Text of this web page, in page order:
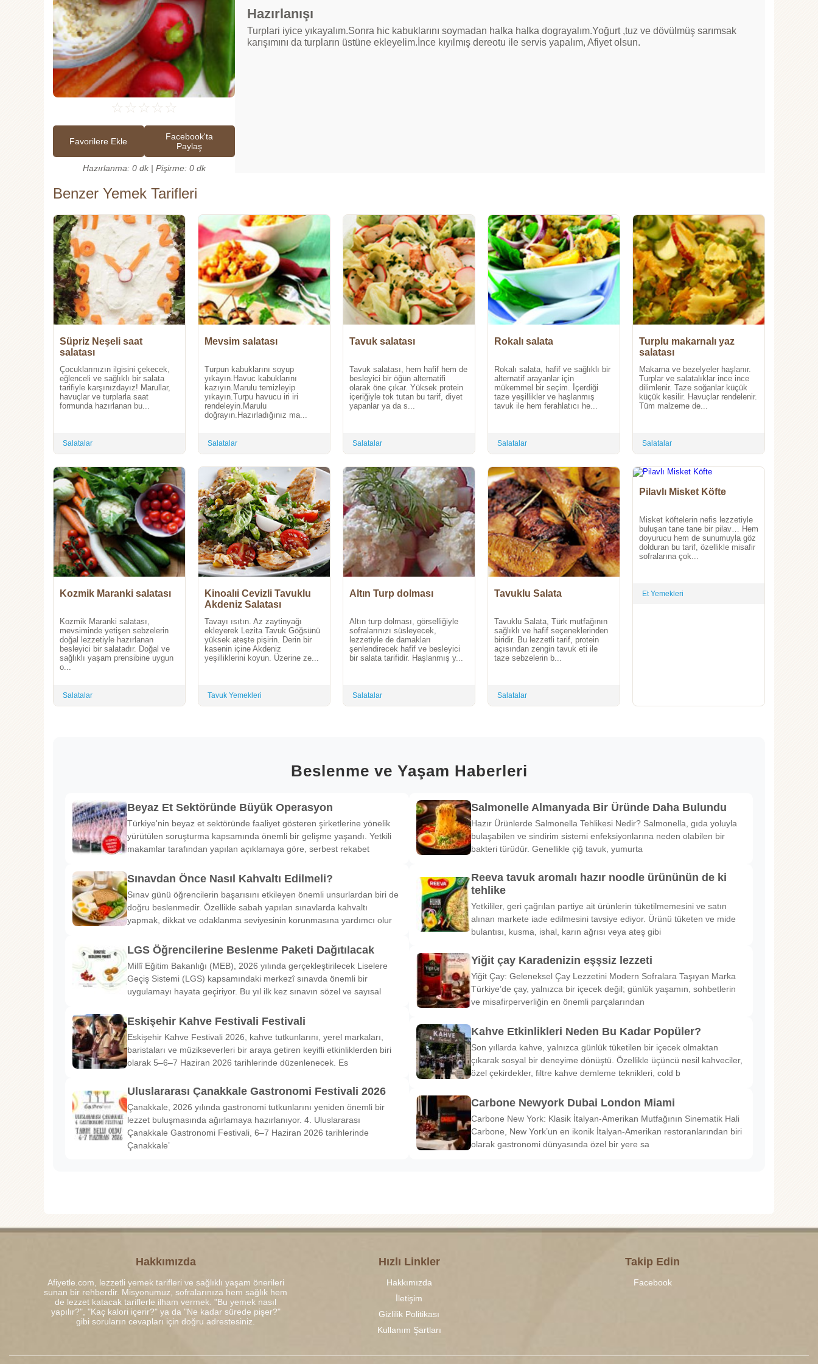
☆ ☆ ☆ ☆ ☆
Favorilere Ekle
Facebook'ta
Paylaş
Hazırlanma: 0 dk | Pişirme: 0 dk
Hazırlanışı
Turplari iyice yıkayalım.Sonra hic kabuklarını soymadan halka halka dograyalım.Yoğurt ,tuz ve dövülmüş sarımsak
karışımını da turpların üstüne ekleyelim.İnce kıyılmış dereotu ile servis yapalım, Afiyet olsun.
Benzer Yemek Tarifleri
Süpriz Neşeli saat
salatası
Çocuklarınızın ilgisini çekecek,
eğlenceli ve sağlıklı bir salata
tarifiyle karşınızdayız! Marullar,
havuçlar ve turplarla saat
formunda hazırlanan bu...
Salatalar
Mevsim salatası
Turpun kabuklarını soyup
yıkayın.Havuc kabuklarını
kazıyın.Marulu temizleyip
yıkayın.Turpu havucu iri iri
rendeleyin.Marulu
doğrayın.Hazırladığınız ma...
Salatalar
Tavuk salatası
Tavuk salatası, hem hafif hem de
besleyici bir öğün alternatifi
olarak öne çıkar. Yüksek protein
içeriğiyle tok tutan bu tarif, diyet
yapanlar ya da s...
Salatalar
Rokalı salata
Rokalı salata, hafif ve sağlıklı bir
alternatif arayanlar için
mükemmel bir seçim. İçerdiği
taze yeşillikler ve haşlanmış
tavuk ile hem ferahlatıcı he...
Salatalar
Turplu makarnalı yaz
salatası
Makarna ve bezelyeler haşlanır.
Turplar ve salatalıklar ince ince
dilimlenir. Taze soğanlar küçük
küçük kesilir. Havuçlar rendelenir.
Tüm malzeme de...
Salatalar
Kozmik Maranki salatası
Kozmik Maranki salatası,
mevsiminde yetişen sebzelerin
doğal lezzetiyle hazırlanan
besleyici bir salatadır. Doğal ve
sağlıklı yaşam prensibine uygun
o...
Salatalar
Kinoalıi Cevizli Tavuklu
Akdeniz Salatası
Tavayı ısıtın. Az zaytinyağı
ekleyerek Lezita Tavuk Göğsünü
yüksek ateşte pişirin. Derin bir
kasenin içine Akdeniz
yeşilliklerini koyun. Üzerine ze...
Tavuk Yemekleri
Altın Turp dolması
Altın turp dolması, görselliğiyle
sofralarınızı süsleyecek,
lezzetiyle de damakları
şenlendirecek hafif ve besleyici
bir salata tarifidir. Haşlanmış y...
Salatalar
Tavuklu Salata
Tavuklu Salata, Türk mutfağının
sağlıklı ve hafif seçeneklerinden
biridir. Bu lezzetli tarif, protein
açısından zengin tavuk eti ile
taze sebzelerin b...
Salatalar
Pilavlı Misket Köfte
Misket köftelerin nefis lezzetiyle
buluşan tane tane bir pilav… Hem
doyurucu hem de sunumuyla göz
dolduran bu tarif, özellikle misafir
sofralarına çok...
Et Yemekleri
Beslenme ve Yaşam Haberleri
Beyaz Et Sektöründe Büyük Operasyon
Türkiye'nin beyaz et sektöründe faaliyet gösteren şirketlerine yönelik
yürütülen soruşturma kapsamında önemli bir gelişme yaşandı. Yetkili
makamlar tarafından yapılan açıklamaya göre, serbest rekabet
Sınavdan Önce Nasıl Kahvaltı Edilmeli?
Sınav günü öğrencilerin başarısını etkileyen önemli unsurlardan biri de
doğru beslenmedir. Özellikle sabah yapılan sınavlarda kahvaltı
yapmak, dikkat ve odaklanma seviyesinin korunmasına yardımcı olur
LGS Öğrencilerine Beslenme Paketi Dağıtılacak
Millî Eğitim Bakanlığı (MEB), 2026 yılında gerçekleştirilecek Liselere
Geçiş Sistemi (LGS) kapsamındaki merkezî sınavda önemli bir
uygulamayı hayata geçiriyor. Bu yıl ilk kez sınavın sözel ve sayısal
Eskişehir Kahve Festivali Festivali
Eskişehir Kahve Festivali 2026, kahve tutkunlarını, yerel markaları,
baristaları ve müzikseverleri bir araya getiren keyifli etkinliklerden biri
olarak 5–6–7 Haziran 2026 tarihlerinde düzenlenecek. Es
Uluslararası Çanakkale Gastronomi Festivali 2026
Çanakkale, 2026 yılında gastronomi tutkunlarını yeniden önemli bir
lezzet buluşmasında ağırlamaya hazırlanıyor. 4. Uluslararası
Çanakkale Gastronomi Festivali, 6–7 Haziran 2026 tarihlerinde
Çanakkale’
Salmonelle Almanyada Bir Üründe Daha Bulundu
Hazır Ürünlerde Salmonella Tehlikesi Nedir? Salmonella, gıda yoluyla
bulaşabilen ve sindirim sistemi enfeksiyonlarına neden olabilen bir
bakteri türüdür. Genellikle çiğ tavuk, yumurta
Reeva tavuk aromalı hazır noodle ürününün de ki
tehlike
Yetkililer, geri çağrılan partiye ait ürünlerin tüketilmemesini ve satın
alınan markete iade edilmesini tavsiye ediyor. Ürünü tüketen ve mide
bulantısı, kusma, ishal, karın ağrısı veya ateş gibi
Yiğit çay Karadenizin eşşsiz lezzeti
Yiğit Çay: Geleneksel Çay Lezzetini Modern Sofralara Taşıyan Marka
Türkiye’de çay, yalnızca bir içecek değil; günlük yaşamın, sohbetlerin
ve misafirperverliğin en önemli parçalarından
Kahve Etkinlikleri Neden Bu Kadar Popüler?
Son yıllarda kahve, yalnızca günlük tüketilen bir içecek olmaktan
çıkarak sosyal bir deneyime dönüştü. Özellikle üçüncü nesil kahveciler,
özel çekirdekler, filtre kahve demleme teknikleri, cold b
Carbone Newyork Dubai London Miami
Carbone New York: Klasik İtalyan-Amerikan Mutfağının Sinematik Hali
Carbone, New York’un en ikonik İtalyan-Amerikan restoranlarından biri
olarak gastronomi dünyasında özel bir yere sa
Hakkımızda
Afiyetle.com, lezzetli yemek tarifleri ve sağlıklı yaşam önerileri
sunan bir rehberdir. Misyonumuz, sofralarınıza hem sağlık hem
de lezzet katacak tariflerle ilham vermek. "Bu yemek nasıl
yapılır?", "Kaç kalori içerir?" ya da "Ne kadar sürede pişer?"
gibi soruların cevapları için doğru adrestesiniz.
Hızlı Linkler
Hakkımızda
İletişim
Gizlilik Politikası
Kullanım Şartları
Takip Edin
Facebook